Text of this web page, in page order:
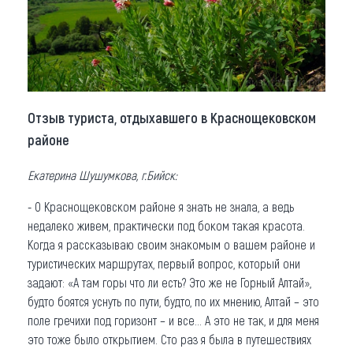
Отзыв туриста, отдыхавшего в Краснощековском
районе
Екатерина Шушумкова, г.Бийск:
- О Краснощековском районе я знать не знала, а ведь
недалеко живем, практически под боком такая красота.
Когда я рассказываю своим знакомым о вашем районе и
туристических маршрутах, первый вопрос, который они
задают: «А там горы что ли есть? Это же не Горный Алтай»,
будто боятся уснуть по пути, будто, по их мнению, Алтай – это
поле гречихи под горизонт – и все… А это не так, и для меня
это тоже было открытием. Сто раз я была в путешествиях